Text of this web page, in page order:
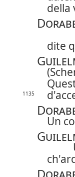
della
dite
1135
Un